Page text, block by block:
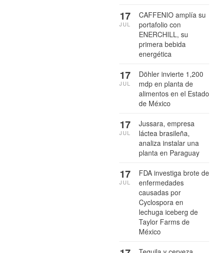
CAFFENIO amplía su
portafolio con
ENERCHILL, su
primera bebida
energética
17
JUL
Döhler invierte 1,200
mdp en planta de
alimentos en el Estado
de México
17
JUL
Jussara, empresa
láctea brasileña,
analiza instalar una
planta en Paraguay
17
JUL
FDA investiga brote de
enfermedades
causadas por
Cyclospora en
lechuga iceberg de
Taylor Farms de
México
17
JUL